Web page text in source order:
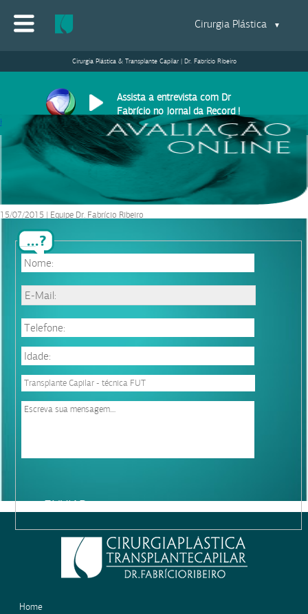
Cirurgia Plástica ▼
Cirurgia Plástica & Transplante Capilar | Dr. Fabrício Ribeiro
Assista a entrevista com Dr
Fabrício no Jornal da Record !
Home >Bichectomia> O que é a bola de Bichat?>rosto
leave
rosto
15/07/2015 | Equipe Dr. Fabrício Ribeiro
Home